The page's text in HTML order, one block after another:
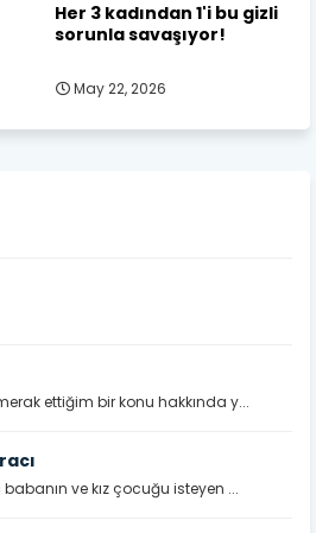
Her 3 kadından 1'i bu gizli
sorunla savaşıyor!
May 22, 2026
ettiğim bir konu hakkında y...
ve kız çocuğu isteyen ...